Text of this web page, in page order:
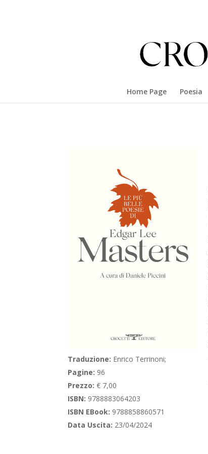
Home Page Poesia
Traduzione: Enrico Terrinoni;
Pagine: 96
Prezzo: € 7,00
ISBN: 9788883064203
ISBN EBook: 9788858860571
Data Uscita: 23/04/2024